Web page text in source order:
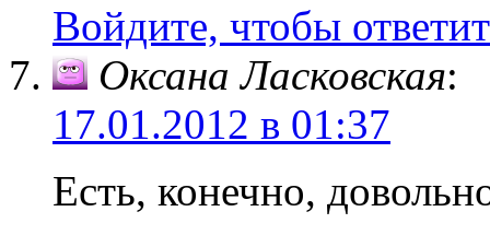
Войдите, чтобы
Оксана Ласковская:
17.01.2012 в 01:37
Есть, конечно,